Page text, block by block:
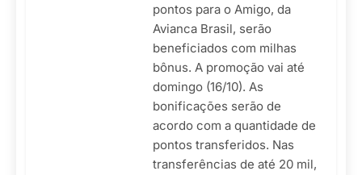
pontos para o Amigo, da
Avianca Brasil, serão
beneficiados com milhas
bônus. A promoção vai até
domingo (16/10). As
bonificações serão de
acordo com a quantidade de
pontos transferidos. Nas
transferências de até 20 mil,